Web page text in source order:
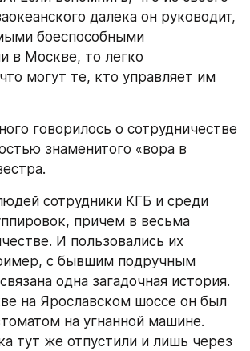
далека он руководит,
боеспособными
в Москве, то легко
могут те, кто управляет им
говорилось о сотрудничестве
знаменитого «вора в
сотрудники КГБ и среди
причем в весьма
И пользовались их
с бывшим подручным
одна загадочная история.
на Ярославском шоссе он был
на угнанной машине.
тут же отпустили и лишь через